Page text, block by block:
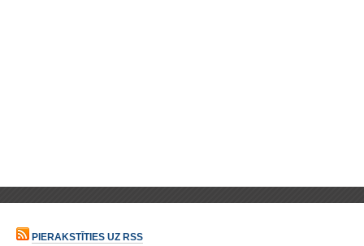
PIERAKSTĪTIES UZ RSS